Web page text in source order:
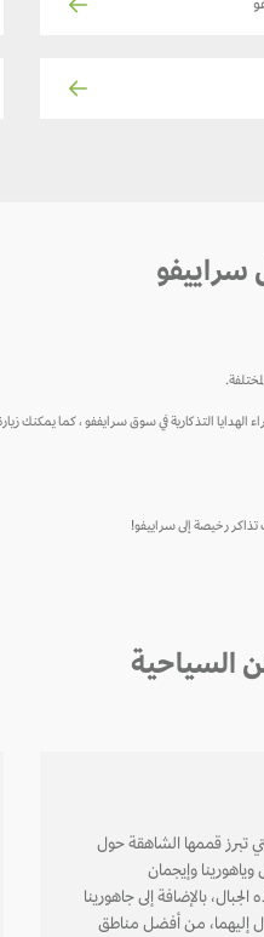
سراييفو
الهدايا التذكارية في سوق سرايففو ، كما
السياحية
تبرز قممها الشاهقة حول
وياهورينا وإيجمان
بالإضافة إلى جاهورينا
إليهما، من أفضل مناطق